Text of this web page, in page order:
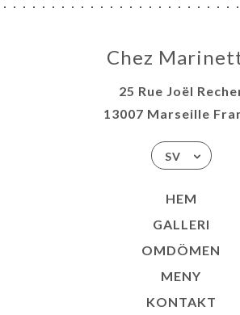
Chez
25 Rue Joël
13007 Marseille
SV
HEM
GALLERI
OMDÖMEN
MENY
KONTAKT